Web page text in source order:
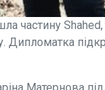
частину
Дипломатка